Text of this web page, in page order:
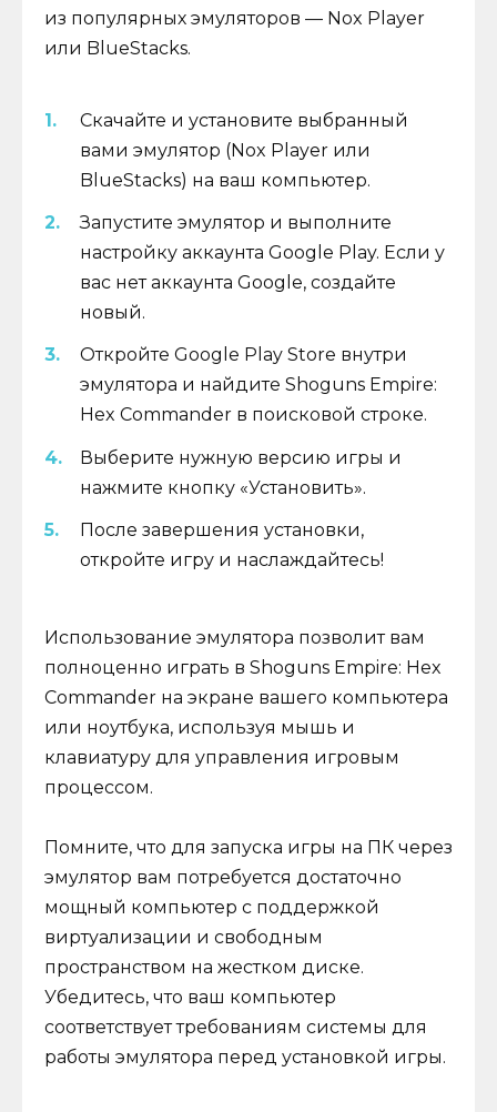
из популярных эмуляторов — Nox Player
или BlueStacks.
Скачайте и установите выбранный
вами эмулятор (Nox Player или
BlueStacks) на ваш компьютер.
Запустите эмулятор и выполните
настройку аккаунта Google Play. Если у
вас нет аккаунта Google, создайте
новый.
Откройте Google Play Store внутри
эмулятора и найдите Shoguns Empire:
Hex Commander в поисковой строке.
Выберите нужную версию игры и
нажмите кнопку «Установить».
После завершения установки,
откройте игру и наслаждайтесь!
Использование эмулятора позволит вам
полноценно играть в Shoguns Empire: Hex
Commander на экране вашего компьютера
или ноутбука, используя мышь и
клавиатуру для управления игровым
процессом.
Помните, что для запуска игры на ПК через
эмулятор вам потребуется достаточно
мощный компьютер с поддержкой
виртуализации и свободным
пространством на жестком диске.
Убедитесь, что ваш компьютер
соответствует требованиям системы для
работы эмулятора перед установкой игры.